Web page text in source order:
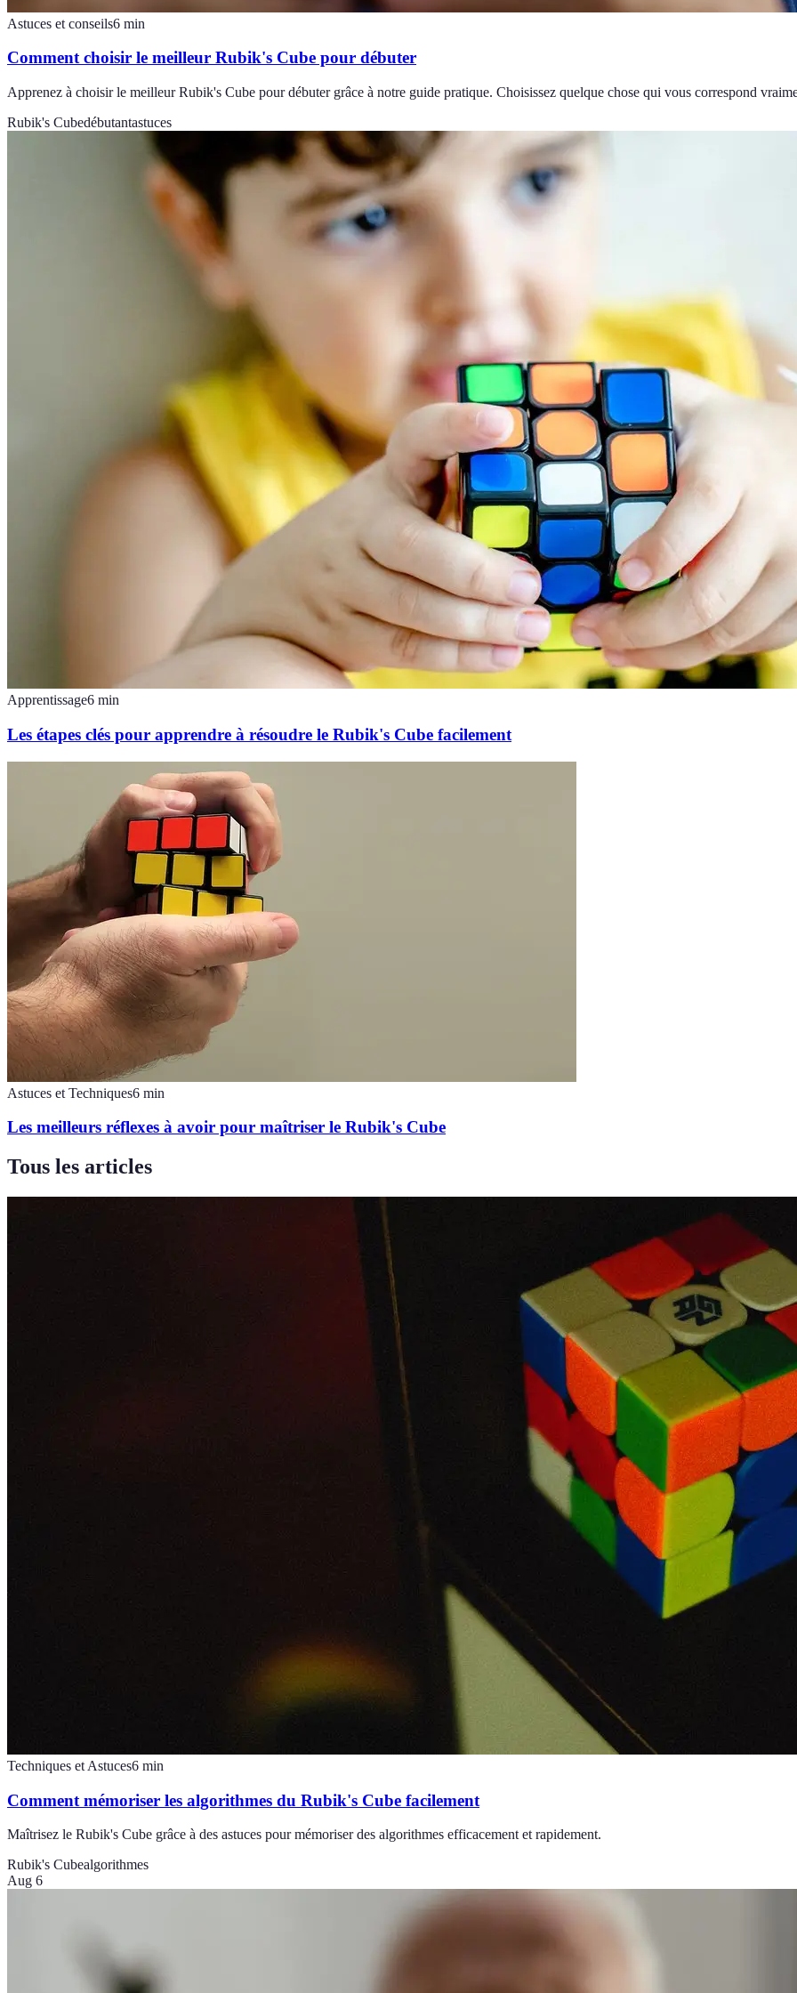
Astuces et conseils6 min
Comment choisir le meilleur Rubik's Cube pour débuter
Apprenez à choisir le meilleur Rubik's Cube pour débuter grâce à notre guide pratique. Choisissez quelque chose qui vous correspond
Rubik's Cubedébutantastuces
Apprentissage6 min
Les étapes clés pour apprendre à résoudre le Rubik's Cube facilement
Astuces et Techniques6 min
Les meilleurs réflexes à avoir pour maîtriser le Rubik's Cube
Tous les articles
Techniques et Astuces6 min
Comment mémoriser les algorithmes du Rubik's Cube facilement
Maîtrisez le Rubik's Cube grâce à des astuces pour mémoriser des algorithmes efficacement et rapidement.
Rubik's Cubealgorithmes
Aug 6